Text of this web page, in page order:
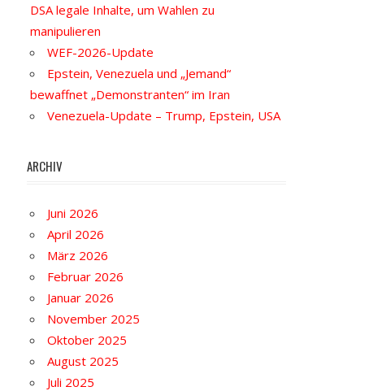
DSA legale Inhalte, um Wahlen zu
manipulieren
WEF-2026-Update
Epstein, Venezuela und „Jemand“
bewaffnet „Demonstranten“ im Iran
Venezuela-Update – Trump, Epstein, USA
ARCHIV
Juni 2026
April 2026
März 2026
Februar 2026
Januar 2026
November 2025
Oktober 2025
August 2025
Juli 2025